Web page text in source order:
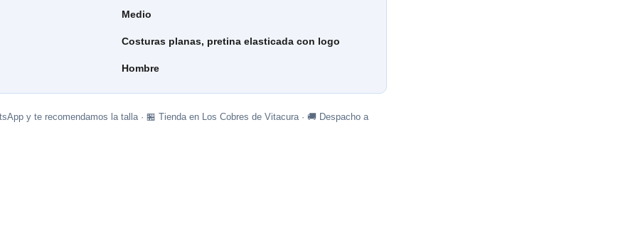
Medio
Costuras planas, pretina elasticada con logo
Hombre
y te recomendamos la talla · 🏪 Tienda en Los Cobres de Vitacura · 🚚 Despacho a